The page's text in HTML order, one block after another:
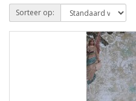
Sorteer op: